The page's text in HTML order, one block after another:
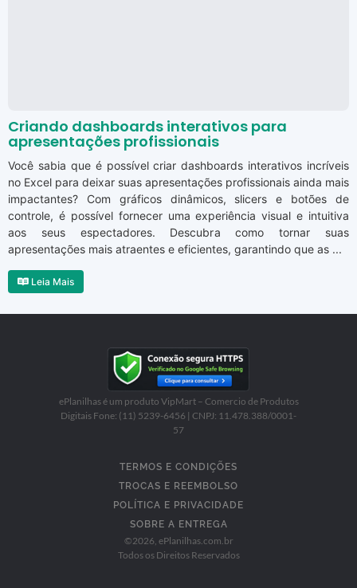
Criando dashboards interativos para
apresentações profissionais
Você sabia que é possível criar dashboards interativos incríveis
no Excel para deixar suas apresentações profissionais ainda mais
impactantes? Com gráficos dinâmicos, slicers e botões de
controle, é possível fornecer uma experiência visual e intuitiva
aos seus espectadores. Descubra como tornar suas
apresentações mais atraentes e eficientes, garantindo que as ...
Leia Mais
ePlanilhas é um produto VipMart – Comercio de Produtos
Digitais Fone: (11) 5239-6456 | CNPJ: 11.478.388/0001-
57
TERMOS E CONDIÇÕES
TROCAS E REEMBOLSO
POLÍTICA E PRIVACIDADE
SOBRE A ENTREGA
©2026 , ePlanilhas.com.br
Todos os Direitos Reservados